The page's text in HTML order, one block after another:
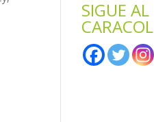
SIGUE AL
CARACOL